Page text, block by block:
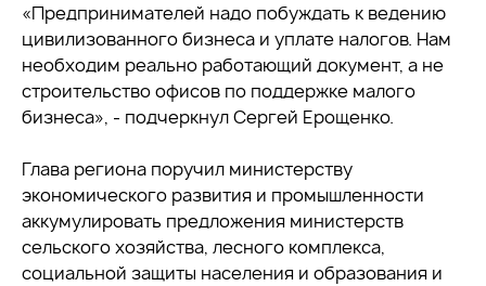
«Предпринимателей надо побуждать к ведению
цивилизованного бизнеса и уплате налогов. Нам
необходим реально работающий документ, а не
строительство офисов по поддержке малого
бизнеса», - подчеркнул Сергей Ерощенко.
Глава региона поручил министерству
экономического развития и промышленности
аккумулировать предложения министерств
сельского хозяйства, лесного комплекса,
социальной защиты населения и образования и